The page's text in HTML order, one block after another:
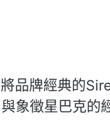
品牌經典的
象徵星巴克的